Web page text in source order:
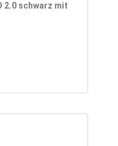
2.0 schwarz mit